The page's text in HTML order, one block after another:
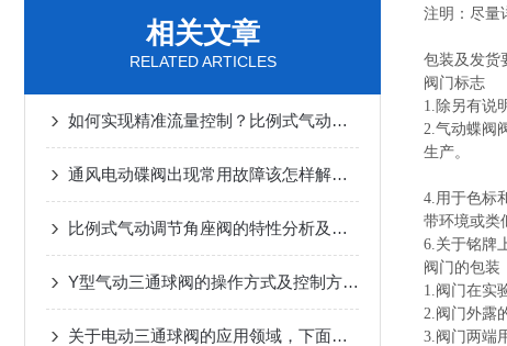
相关文章
RELATED ARTICLES
如何实现精准流量控制？比例式气动调节角座阀的调节机制
通风电动碟阀出现常用故障该怎样解决？
比例式气动调节角座阀的特性分析及性能测试方法
Y型气动三通球阀的操作方式及控制方法介绍
关于电动三通球阀的应用领域，下面有详细说明
注明：尽量
包装及发货
阀门标志
1.除另有说
2.气动蝶阀
生产。
4.用于色标
带环境或类
6.关于铭牌
阀门的包装
1.阀门在实
2.阀门外露
3.阀门两端